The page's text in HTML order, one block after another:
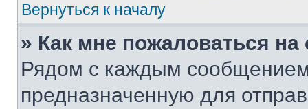
Вернуться к началу
» Как мне пожаловаться
Рядом с каждым сообщением
предназначенную для